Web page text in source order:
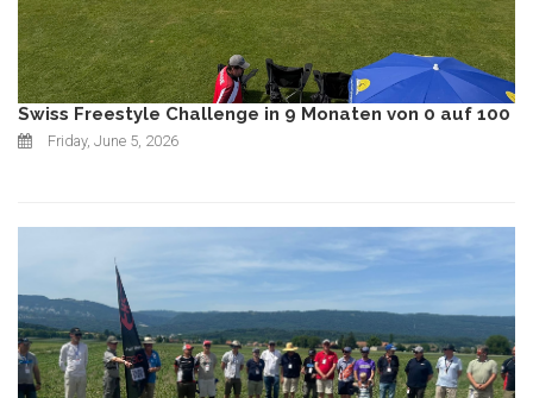
Swiss Freestyle Challenge in 9 Monaten von 0 auf 100
Friday, June 5, 2026